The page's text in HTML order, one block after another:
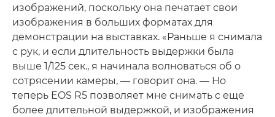
изображений, поскольку она печатает свои
изображения в больших форматах для
демонстрации на выставках. «Раньше я снимала
с рук, и если длительность выдержки была
выше 1/125 сек., я начинала волноваться об о
сотрясении камеры, — говорит она. — Но
теперь EOS R5 позволяет мне снимать с еще
более длительной выдержкой, и изображения